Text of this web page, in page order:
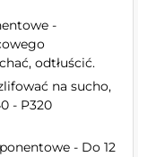
-
odtłuścić.
na sucho,
- P320
- Do 12